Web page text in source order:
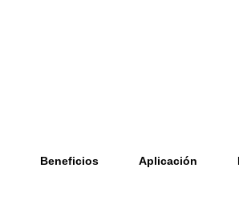
Beneficios Aplicación